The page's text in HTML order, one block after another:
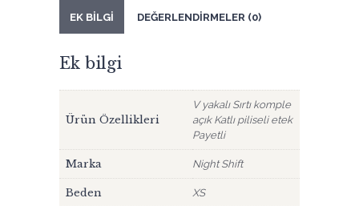
EK BILGI DEĞERLENDIRMELER (0)
Ek bilgi
Ürün Özellikleri
V yakalı Sırtı komple
açık Katlı piliseli etek
Payetli
Marka Night Shift
Beden XS